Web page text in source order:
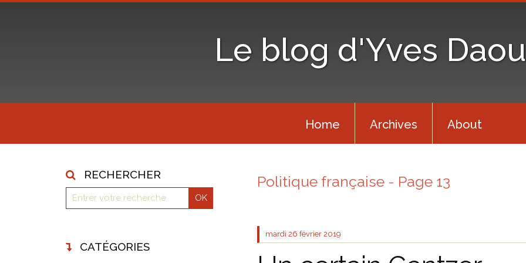
Le blog d'Yves
Home Archives About
RECHERCHER
CATÉGORIES
Politique française - Page 13
mardi 26 février 2019